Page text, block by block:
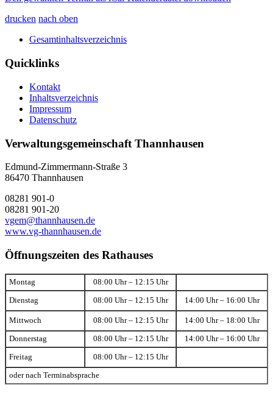
drucken nach oben
Gesamtinhaltsverzeichnis
Quicklinks
Kontakt
Inhaltsverzeichnis
Impressum
Datenschutz
Verwaltungsgemeinschaft Thannhausen
Edmund-Zimmermann-Straße 3
86470 Thannhausen
08281 901-0
08281 901-20
vgem@thannhausen.de
www.vg-thannhausen.de
Öffnungszeiten des Rathauses
Montag 08:00 Uhr – 12:15 Uhr
Dienstag 08:00 Uhr – 12:15 Uhr 14:00 Uhr – 16:00 Uhr
Mittwoch 08:00 Uhr – 12:15 Uhr 14:00 Uhr – 18:00 Uhr
Donnerstag 08:00 Uhr – 12:15 Uhr 14:00 Uhr – 16:00 Uhr
Freitag 08:00 Uhr – 12:15 Uhr
oder nach Terminabsprache